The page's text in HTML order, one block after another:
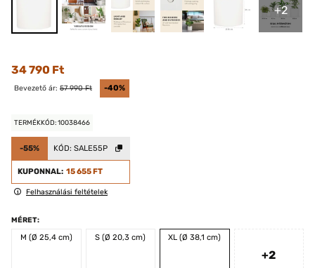
+2
34 790 Ft
Bevezető ár: 57 990 Ft -40%
TERMÉKKÓD: 10038466
-55% KÓD: SALE55P
KUPONNAL: 15 655 FT
Felhasználási feltételek
MÉRET:
M (Ø 25,4 cm)
S (Ø 20,3 cm) XL (Ø 38,1 cm)
+2